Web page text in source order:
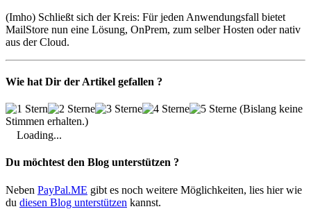
(Imho) Schließt sich der Kreis: Für jeden Anwendungsfall bietet
MailStore nun eine Lösung, OnPrem, zum selber Hosten oder nativ
aus der Cloud.
Wie hat Dir der Artikel gefallen ?
(Bislang keine
Stimmen erhalten.)
Loading...
Du möchtest den Blog unterstützen ?
Neben PayPal.ME gibt es noch weitere Möglichkeiten, lies hier wie
du diesen Blog unterstützen kannst.